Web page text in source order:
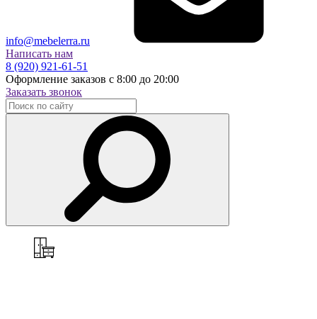
info@mebelerra.ru
Написать нам
8 (920) 921-61-51
Оформление заказов с 8:00 до 20:00
Заказать звонок